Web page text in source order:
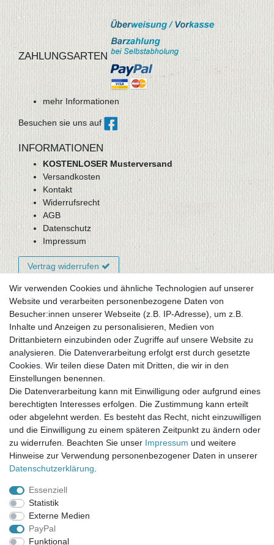
ZAHLUNGSARTEN
mehr Informationen
Besuchen sie uns auf
INFORMATIONEN
KOSTENLOSER Musterversand
Versandkosten
Kontakt
Widerrufsrecht
AGB
Datenschutz
Impressum
Vertrag widerrufen
Newsletter-Anmeldung
FAQ / Fragen
Mein Warenkorb
Mein Merkzettel
Mein Konto
UNSER LADENGESCHÄFT
Gottlieb-Daimler-Str. 10
33334 Gütersloh
ÖFFNUNGSZEITEN
Montag - Dienstag: 8.00 - 18.00 Uhr, Mittwoch Ruhetag,
Donnerstag: 8.00 - 18.00 Uhr, Freitag 8.00 - 14.00 Uhr
KUNDENSERVICE
Telefon: (05241) 403 22 38
E-Mail: info@stoffamstueck.de
Wir verwenden Cookies und ähnliche Technologien auf unserer
Website und verarbeiten personenbezogene Daten von
Besucher:innen unserer Webseite (z.B. IP-Adresse), um z.B.
Inhalte und Anzeigen zu personalisieren, Medien von
Drittanbietern einzubinden oder Zugriffe auf unsere Website zu
analysieren. Die Datenverarbeitung erfolgt erst durch gesetzte
Cookies. Wir teilen diese Daten mit Dritten, die wir in den
Einstellungen benennen.
Die Datenverarbeitung kann mit Einwilligung oder aufgrund eines
berechtigten Interesses erfolgen. Die Zustimmung kann erteilt
oder abgelehnt werden. Es besteht das Recht, nicht einzuwilligen
und die Einwilligung zu einem späteren Zeitpunkt zu ändern oder
zu widerrufen. Beachten Sie unser Impressum und weitere
Hinweise zur Verwendung personenbezogener Daten in unserer
Daten­schutz­erklärung
Essenziell
Statistik
Externe Medien
PayPal
Funktional